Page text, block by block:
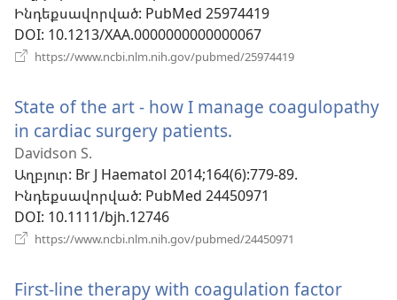
Ինդեքսավորված‎: PubMed 25974419
DOI‎: 10.1213/XAA.0000000000000067
https://www.ncbi.nlm.nih.gov/pubmed/25974419
պատուհան)
State of the art - how I manage coagulopathy
in cardiac surgery patients.
նոր
պատուհան)
Davidson S.
Աղբյուր‎: Br J Haematol 2014;164(6):779-89.
Ինդեքսավորված‎: PubMed 24450971
DOI‎: 10.1111/bjh.12746
https://www.ncbi.nlm.nih.gov/pubmed/24450971
պատուհան)
First-line therapy with coagulation factor